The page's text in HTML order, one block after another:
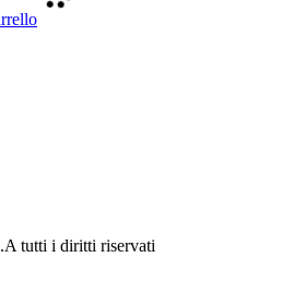
tutti i diritti riservati